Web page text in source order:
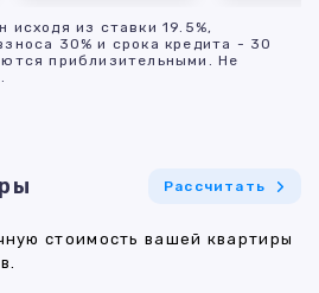
исходя из ставки 19.5%,
30% и срока кредита - 30
приблизительными. Не
Рассчитать
стоимость вашей квартиры